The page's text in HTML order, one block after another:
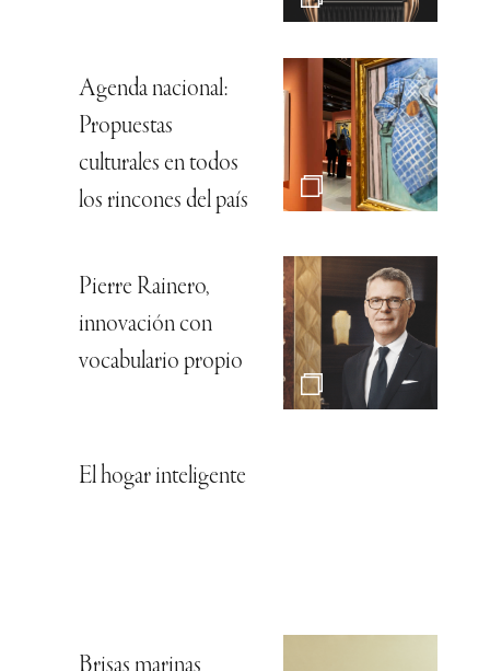
Agenda nacional:
Propuestas
culturales en todos
los rincones del país
Pierre Rainero,
innovación con
vocabulario propio
El hogar inteligente